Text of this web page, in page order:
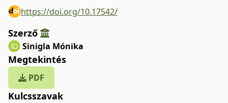
https://doi.org/10.17542/
Szerző
Sinigla Mónika
Megtekintés
PDF
Kulcsszavak